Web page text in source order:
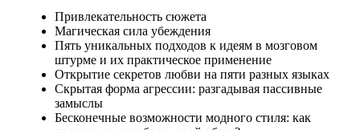
Привлекательность сюжета
Магическая сила убеждения
Пять уникальных подходов к идеям в мозговом
штурме и их практическое применение
Открытие секретов любви на пяти разных языках
Скрытая форма агрессии: разгадывая пассивные
замыслы
Бесконечные возможности модного стиля: как